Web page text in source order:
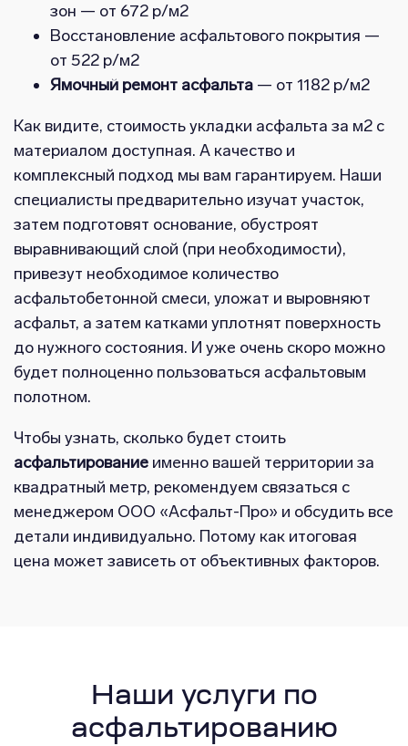
зон — от 672 р/м2
Восстановление асфальтового покрытия —
от 522 р/м2
Ямочный ремонт асфальта — от 1182 р/м2
Как видите, стоимость укладки асфальта за м2 с
материалом доступная. А качество и
комплексный подход мы вам гарантируем. Наши
специалисты предварительно изучат участок,
затем подготовят основание, обустроят
выравнивающий слой (при необходимости),
привезут необходимое количество
асфальтобетонной смеси, уложат и выровняют
асфальт, а затем катками уплотнят поверхность
до нужного состояния. И уже очень скоро можно
будет полноценно пользоваться асфальтовым
полотном.
Чтобы узнать, сколько будет стоить
асфальтирование именно вашей территории за
квадратный метр, рекомендуем связаться с
менеджером ООО «Асфальт-Про» и обсудить все
детали индивидуально. Потому как итоговая
цена может зависеть от объективных факторов.
Наши услуги по
асфальтированию